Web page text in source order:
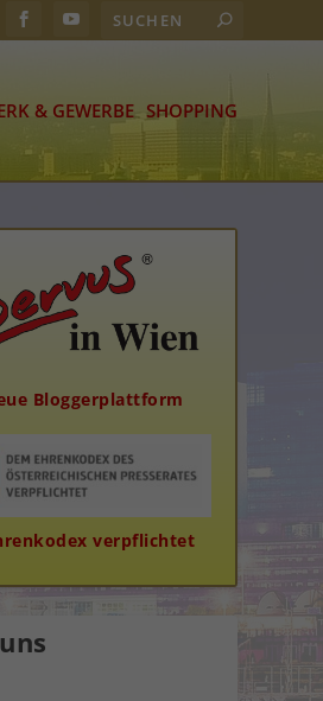
& GEWERBE SHOPPING
Bloggerplattform
verpflichtet